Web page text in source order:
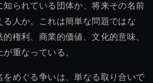
知られている団体か、将来その名前
る人か。これは簡単な問題ではな
権利、商業的価値、文化的意味、
重なっている。
をめぐる争いは、単なる取り合いで